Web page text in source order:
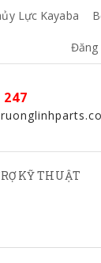
Lực Kayaba
Đăng
247
KỸ THUẬT